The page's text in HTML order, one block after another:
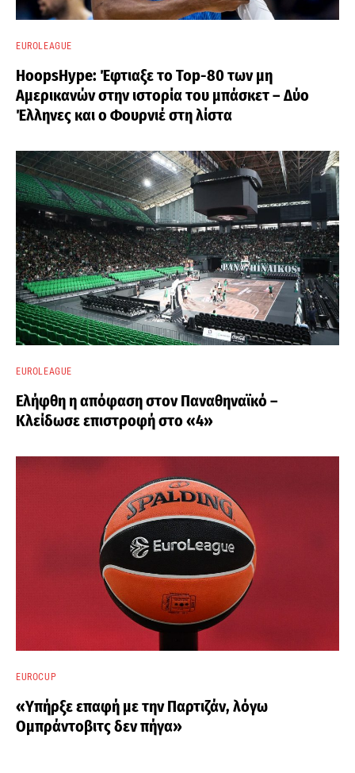
EUROLEAGUE
HoopsHype: Έφτιαξε το Top-80 των μη
Αμερικανών στην ιστορία του μπάσκετ – Δύο
Έλληνες και ο Φουρνιέ στη λίστα
EUROLEAGUE
Ελήφθη η απόφαση στον Παναθηναϊκό –
Κλείδωσε επιστροφή στο «4»
EUROCUP
«Υπήρξε επαφή με την Παρτιζάν, λόγω
Ομπράντοβιτς δεν πήγα»